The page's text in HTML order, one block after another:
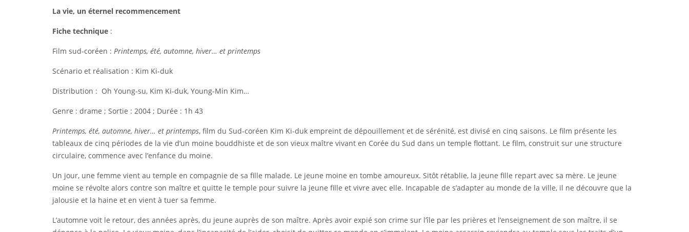
La vie, un éternel recommencement
Fiche technique :
Film sud-coréen : Printemps, été, automne, hiver… et printemps
Scénario et réalisation : Kim Ki-duk
Distribution : Oh Young-su, Kim Ki-duk, Young-Min Kim…
Genre : drame ; Sortie : 2004 ; Durée : 1h 43
Printemps, été, automne, hiver… et printemps, film du Sud-coréen Kim Ki-duk empreint de dépouillement et de sérénité, est divisé en cinq saisons. Le film présente les
tableaux de cinq périodes de la vie d’un moine bouddhiste et de son vieux maître vivant en Corée du Sud dans un temple flottant. Le film, construit sur une structure
circulaire, commence avec l’enfance du moine.
Un jour, une femme vient au temple en compagnie de sa fille malade. Le jeune moine en tombe amoureux. Sitôt rétablie, la jeune fille repart avec sa mère. Le jeune
moine se révolte alors contre son maître et quitte le temple pour suivre la jeune fille et vivre avec elle. Incapable de s’adapter au monde de la ville, il ne découvre que la
jalousie et la haine et en vient à tuer sa femme.
L’automne voit le retour, des années après, du jeune auprès de son maître. Après avoir expié son crime sur l’île par les prières et l’enseignement de son maître, il se